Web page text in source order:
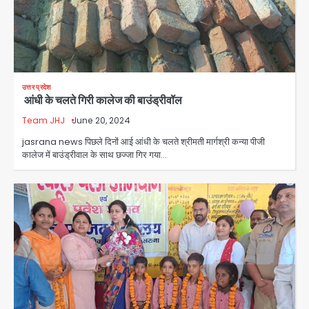
उत्तर प्रदेश
आंधी के चलते गिरी कालेज की बाउंड्रीवॉल
Team JHJ June 20, 2024
jasrana news पिछले दिनों आई आंधी के चलते श्रीमती मार्गश्री कन्या पीजी
कालेज में बाउंड्रीवाल के साथ छज्जा गिर गया…